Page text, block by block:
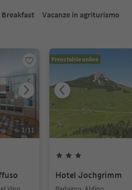
Breakfast
Vacanze in agriturismo
1/11
Prenotabile online
Hotel Jochgrimm